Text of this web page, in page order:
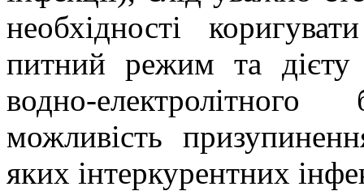
необхідності
питний режим та дієту
водно-
можливість
яких інтеркурентних